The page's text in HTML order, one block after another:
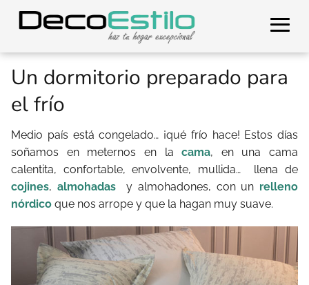
Un dormitorio preparado para
el frío
Medio país está congelado… ¡qué frío hace! Estos días
soñamos en meternos en lacama, en una cama
calentita, confortable, envolvente, mullida… llena de
cojines, almohadasy almohadones, con un relleno
nórdico que nos arrope y que la hagan muy suave.